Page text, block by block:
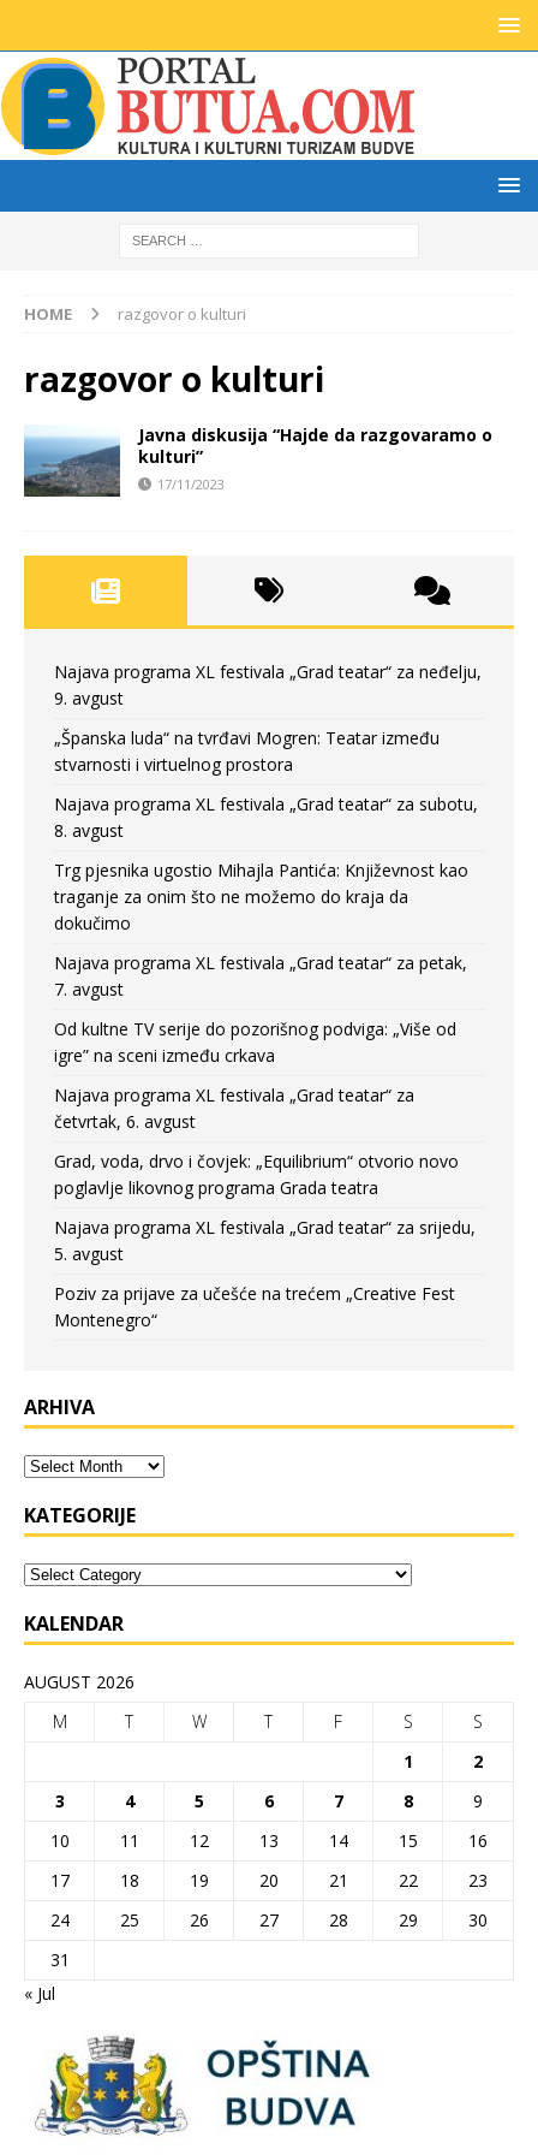
HOME razgovor o kulturi
razgovor o kulturi
Javna diskusija “Hajde da razgovaramo o
kulturi”
17/11/2023
Najava programa XL festivala „Grad teatar“ za neđelju,
9. avgust
„Španska luda“ na tvrđavi Mogren: Teatar između
stvarnosti i virtuelnog prostora
Najava programa XL festivala „Grad teatar“ za subotu,
8. avgust
Trg pjesnika ugostio Mihajla Pantića: Književnost kao
traganje za onim što ne možemo do kraja da
dokučimo
Najava programa XL festivala „Grad teatar“ za petak,
7. avgust
Od kultne TV serije do pozorišnog podviga: „Više od
igre” na sceni između crkava
Najava programa XL festivala „Grad teatar“ za
četvrtak, 6. avgust
Grad, voda, drvo i čovjek: „Equilibrium“ otvorio novo
poglavlje likovnog programa Grada teatra
Najava programa XL festivala „Grad teatar“ za srijedu,
5. avgust
Poziv za prijave za učešće na trećem „Creative Fest
Montenegro“
ARHIVA
KATEGORIJE
KALENDAR
AUGUST 2026
M
T W T F S
S
1
2
3
4 5 6 7 8
9
10
11 12 13 14 15
16
17
18 19 20 21 22
23
24
25 26 27 28 29
30
31
« Jul